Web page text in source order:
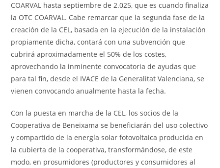
COARVAL hasta septiembre de 2.025, que es cuando finaliza
la OTC COARVAL. Cabe remarcar que la segunda fase de la
creación de la CEL, basada en la ejecución de la instalación
propiamente dicha, contará con una subvención que
cubrirá aproximadamente el 50% de los costes,
aprovechando la inminente convocatoria de ayudas que
para tal fin, desde el IVACE de la Generalitat Valenciana, se
vienen convocando anualmente hasta la fecha.
Con la puesta en marcha de la CEL, los socios de la
Cooperativa de Beneixama se beneficiarán del uso colectivo
y compartido de la energía solar fotovoltaica producida en
la cubierta de la cooperativa, transformándose, de este
modo, en prosumidores (productores y consumidores al